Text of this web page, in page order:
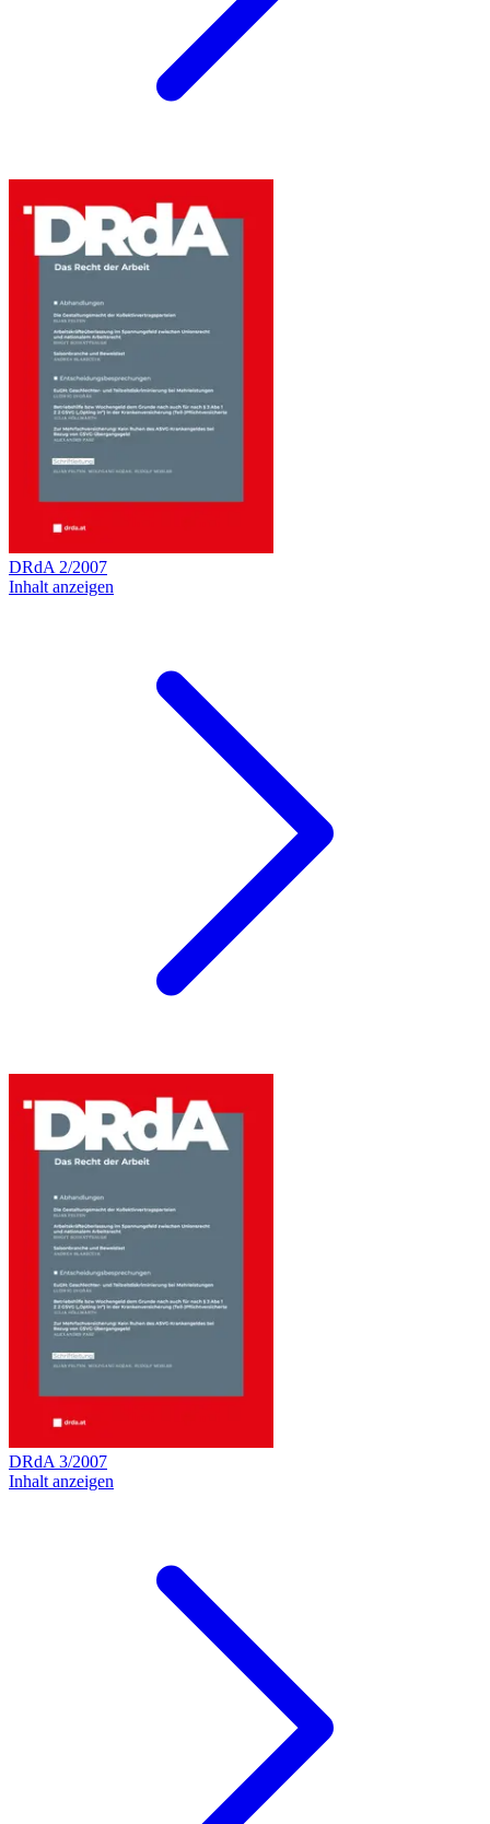
DRdA 2/2007
Inhalt anzeigen
DRdA 3/2007
Inhalt anzeigen